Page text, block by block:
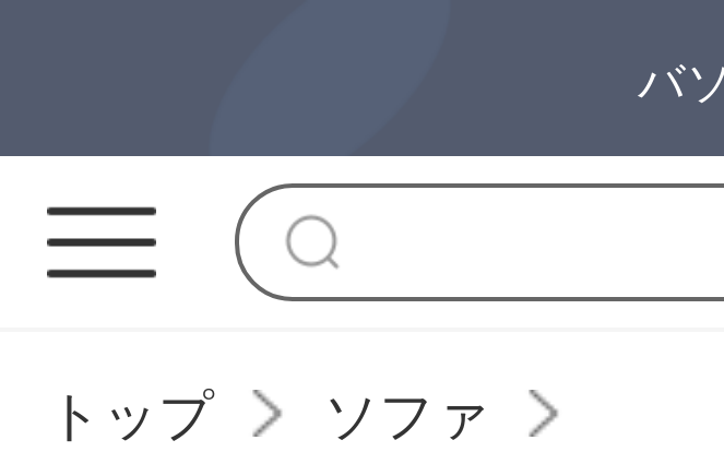
バ
トップ
ソファ